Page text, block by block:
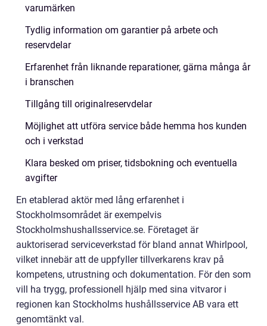
varumärken
Tydlig information om garantier på arbete och
reservdelar
Erfarenhet från liknande reparationer, gärna många år
i branschen
Tillgång till originalreservdelar
Möjlighet att utföra service både hemma hos kunden
och i verkstad
Klara besked om priser, tidsbokning och eventuella
avgifter
En etablerad aktör med lång erfarenhet i
Stockholmsområdet är exempelvis
Stockholmshushallsservice.se. Företaget är
auktoriserad serviceverkstad för bland annat Whirlpool,
vilket innebär att de uppfyller tillverkarens krav på
kompetens, utrustning och dokumentation. För den som
vill ha trygg, professionell hjälp med sina vitvaror i
regionen kan Stockholms hushållsservice AB vara ett
genomtänkt val.